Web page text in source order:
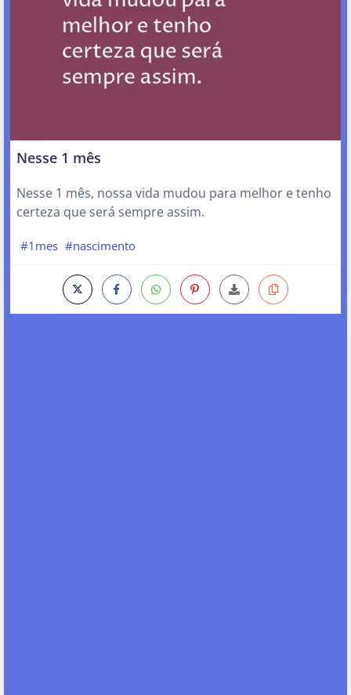
Nesse 1 mês
Nesse 1 mês, nossa vida mudou para melhor e tenho
certeza que será sempre assim.
#1mes #nascimento